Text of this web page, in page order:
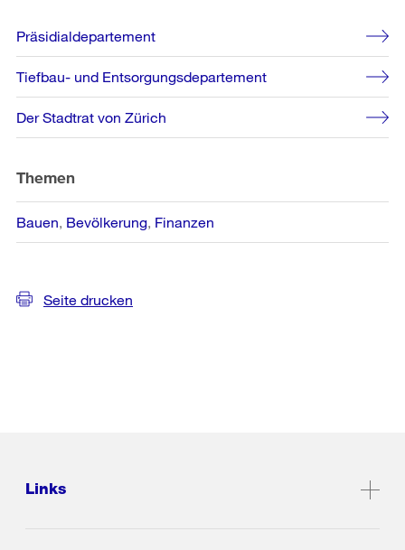
Weitere
Informationen
Präsidialdepartement
Tiefbau- und Entsorgungsdepartement
Der Stadtrat von Zürich
Themen
Bauen Bevölkerung Finanzen
Seite drucken
Links